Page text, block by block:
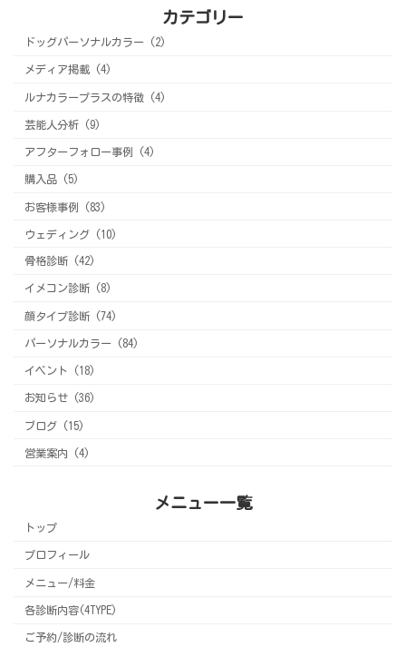
カテゴリー
ドッグパーソナルカラー (2)
メディア掲載 (4)
ルナカラープラスの特徴 (4)
芸能人分析 (9)
アフターフォロー事例 (4)
購入品 (5)
お客様事例 (83)
ウェディング (10)
骨格診断 (42)
イメコン診断 (8)
顔タイプ診断 (74)
パーソナルカラー (84)
イベント (18)
お知らせ (36)
ブログ (15)
営業案内 (4)
メニュー一覧
トップ
プロフィール
メニュー/料金
各診断内容(4TYPE)
ご予約/診断の流れ